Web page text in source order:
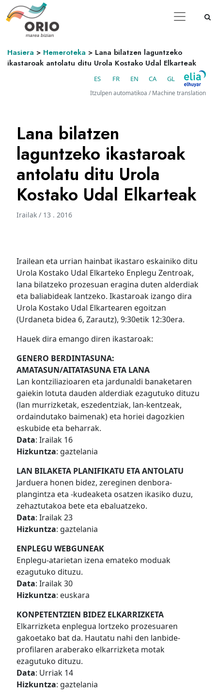
Hasiera > Hemeroteka > Lana bilatzen laguntzeko
ikastaroak antolatu ditu Urola Kostako Udal Elkarteak
ES FR EN CA GL
Itzulpen automatikoa / Machine translation
Lana bilatzen
laguntzeko ikastaroak
antolatu ditu Urola
Kostako Udal Elkarteak
Irailak / 13 . 2016
Irailean eta urrian hainbat ikastaro eskainiko ditu
Urola Kostako Udal Elkarteko Enplegu Zentroak,
lana bilatzeko prozesuan eragina duten alderdiak
eta baliabideak lantzeko. Ikastaroak izango dira
Urola Kostako Udal Elkartearen egoitzan
(Urdaneta bidea 6, Zarautz), 9:30etik 12:30era.
Hauek dira emango diren ikastaroak:
GENERO BERDINTASUNA:
AMATASUN/AITATASUNA ETA LANA
Lan kontziliazioaren eta jardunaldi banaketaren
gaiekin lotuta dauden alderdiak ezagutuko dituzu
(lan murrizketak, eszedentziak, lan-kentzeak,
ordaindutako baimenak) eta horiei dagozkien
eskubide eta beharrak.
Data: Irailak 16
Hizkuntza: gaztelania
LAN BILAKETA PLANIFIKATU ETA ANTOLATU
Jarduera honen bidez, zereginen denbora-
plangintza eta -kudeaketa osatzen ikasiko duzu,
zehaztutakoa bete eta ebaluatzeko.
Data: Irailak 23
Hizkuntza: gaztelania
ENPLEGU WEBGUNEAK
Enplegu-atarietan izena emateko moduak
ezagutuko dituzu.
Data: Irailak 30
Hizkuntza: euskara
KONPETENTZIEN BIDEZ ELKARRIZKETA
Elkarrizketa enplegua lortzeko prozesuaren
gakoetako bat da. Hautatu nahi den lanbide-
profilaren araberako elkarrizketa motak
ezagutuko dituzu.
Data: Urriak 14
Hizkuntza: gaztelania